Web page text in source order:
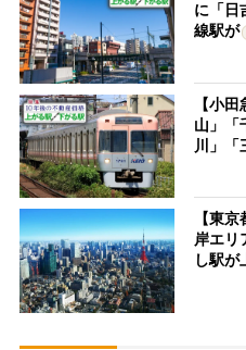
に「日
線駅が
【小
山」「
川」「
【東
岸エリ
し駅が